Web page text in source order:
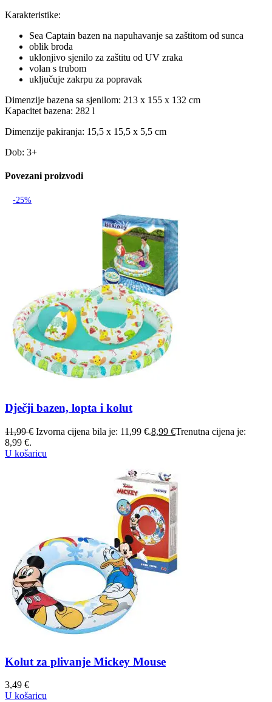
Karakteristike:
Sea Captain bazen na napuhavanje sa zaštitom od sunca
oblik broda
uklonjivo sjenilo za zaštitu od UV zraka
volan s trubom
uključuje zakrpu za popravak
Dimenzije bazena sa sjenilom: 213 x 155 x 132 cm
Kapacitet bazena: 282 l
Dimenzije pakiranja: 15,5 x 15,5 x 5,5 cm
Dob: 3+
Povezani proizvodi
-25%
Dječji bazen, lopta i kolut
11,99€ Izvorna cijena bila je: 11,99 €.8,99 €Trenutna cijena je:
8,99 €.
U košaricu
Kolut za plivanje Mickey Mouse
3,49 €
U košaricu